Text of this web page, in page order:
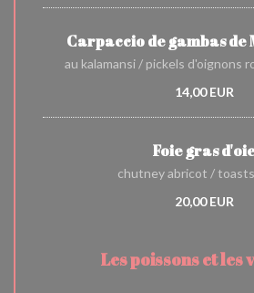
Carpaccio de gambas de
au kalamansi / pickels d'oignons
14,00 EUR
Foie gras
chutney abricot /
20,00 EUR
Les poissons et les